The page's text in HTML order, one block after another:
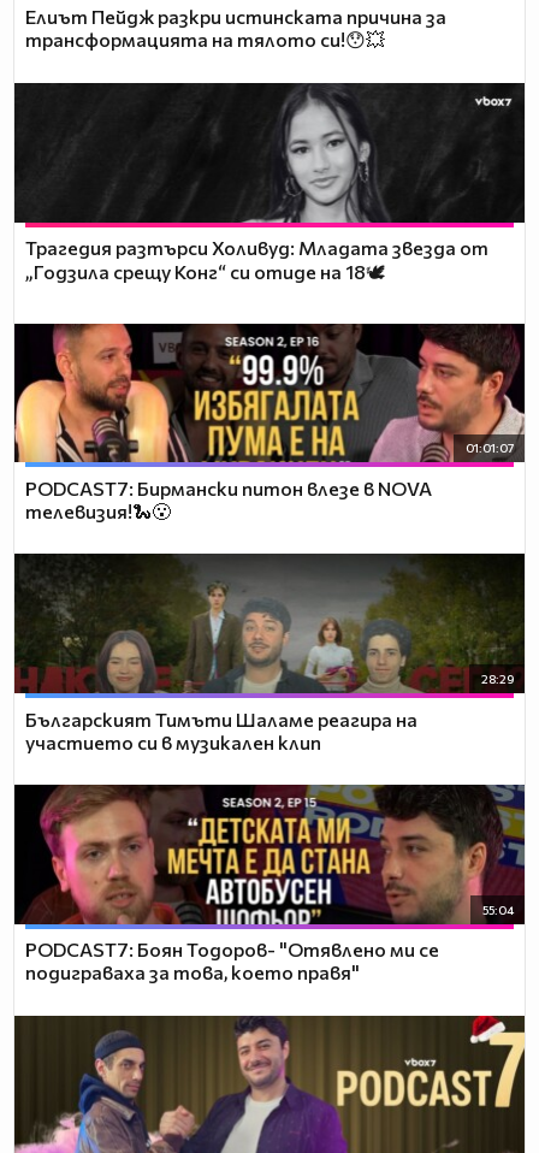
Елиът Пейдж разкри истинската причина за
трансформацията на тялото си!😯💥
Трагедия разтърси Холивуд: Младата звезда от
„Годзила срещу Конг“ си отиде на 18🕊️
01:01:07
PODCAST7: Бирмански питон влезе в NOVA
телевизия!🐍😮
28:29
Българският Тимъти Шаламе реагира на
участието си в музикален клип
55:04
PODCAST7: ‪Боян Тодоров- "Отявлено ми се
подиграваха за това, което правя"